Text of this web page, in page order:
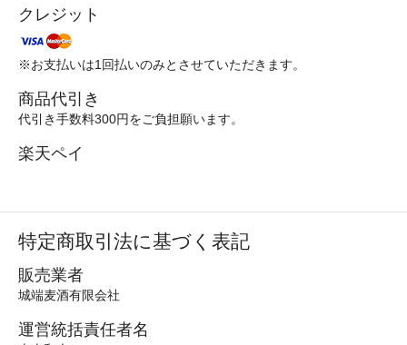
クレジット
※お支払いは1回払いのみとさせていただきます。
商品代引き
代引き手数料300円をご負担願います。
楽天ペイ
特定商取引法に基づく表記
販売業者
城端麦酒有限会社
運営統括責任者名